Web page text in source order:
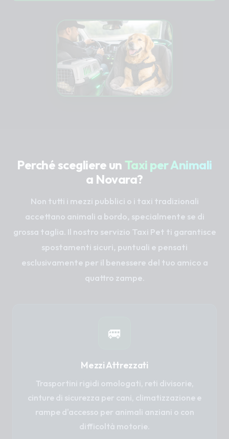
Perché scegliere un Taxi per Animali
a Novara?
Non tutti i mezzi pubblici o i taxi tradizionali
accettano animali a bordo, specialmente se di
grossa taglia. Il nostro servizio Taxi Pet ti garantisce
spostamenti sicuri, puntuali e pensati
esclusivamente per il benessere del tuo amico a
quattro zampe.
🚐
Mezzi Attrezzati
Trasportini rigidi omologati, reti divisorie,
cinture di sicurezza per cani, climatizzazione e
rampe d'accesso per animali anziani o con
difficoltà motorie.